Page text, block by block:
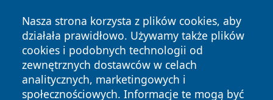
Nasza strona korzysta z plików cookies, aby
działała prawidłowo. Używamy także plików
cookies i podobnych technologii od
zewnętrznych dostawców w celach
analitycznych, marketingowych i
społecznościowych. Informacje te mogą być
Copyright © 2026 radomski24.pl Wszystkie prawa
zastrzeżone.